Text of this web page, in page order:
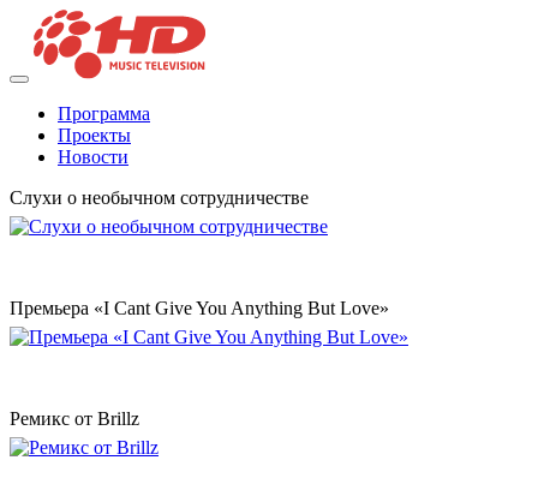
Программа
Проекты
Новости
Слухи о необычном сотрудничестве
Премьера «I Cant Give You Anything But Love»
Ремикс от Brillz